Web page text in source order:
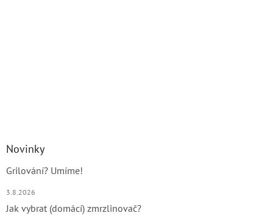
Novinky
Grilování? Umíme!
3.8.2026
Jak vybrat (domácí) zmrzlinovač?